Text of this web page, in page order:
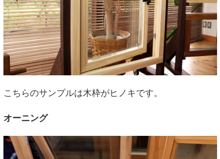
こちらのサンプルは木枠がヒノキです。
オーニング